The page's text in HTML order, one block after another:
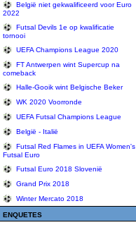
België niet gekwalificeerd voor Euro
2022
Futsal Devils 1e op kwalificatie
tornooi
UEFA Champions League 2020
FT Antwerpen wint Supercup na
comeback
Halle-Gooik wint Belgische Beker
WK 2020 Voorronde
UEFA Futsal Champions League
België - Italië
Futsal Red Flames in UEFA Women's
Futsal Euro
Futsal Euro 2018 Slovenië
Grand Prix 2018
Winter Mercato 2018
ENQUETES